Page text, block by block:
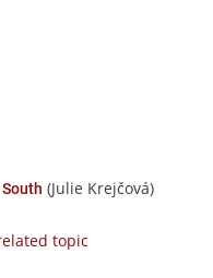
(Julie Krejčová)
topic